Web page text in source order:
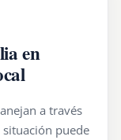
en
a través
puede